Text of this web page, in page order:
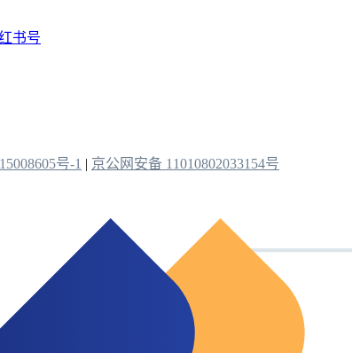
号-1 | 京公网安备 11010802033154号